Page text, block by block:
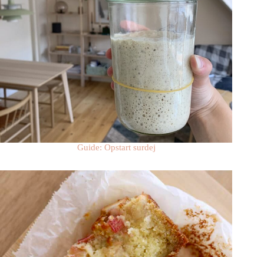
Guide: Opstart surdej